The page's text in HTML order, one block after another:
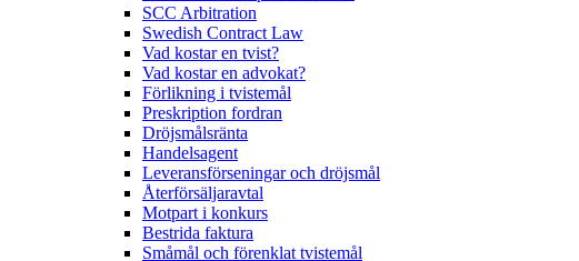
SCC Arbitration
Swedish Contract Law
Vad kostar en tvist?
Vad kostar en advokat?
Förlikning i tvistemål
Preskription fordran
Dröjsmålsränta
Handelsagent
Leveransförseningar och dröjsmål
Återförsäljaravtal
Motpart i konkurs
Bestrida faktura
Småmål och förenklat tvistemål